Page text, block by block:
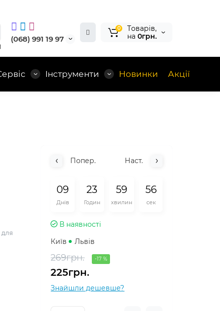
(068) 991 19 97
0
Tоварів,
на 0грн.
Інструменти Новинки Акції
для
Попер. Наст.
09
Днів
23
Годин
59
хвилин
55
сек
В наявності
Київ
Львів
269грн. -17 %
225грн.
Знайшли дешевше?